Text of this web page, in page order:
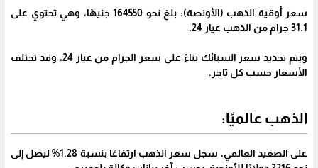
سعر أوقية الذهب (الأونصة): بلغ نحو 164550 جنيهًا، وهي تحتوي على
31.1 جرام من الذهب عيار 24.
ويتم تحديد سعر السبائك بناءً على سعر الجرام من عيار 24، وقد تختلف
الأسعار حسب كل تاجر.
الذهب عالميًا:
على الصعيد العالمي، سجل سعر الذهب ارتفاعًا بنسبة 1.28% ليصل إلى